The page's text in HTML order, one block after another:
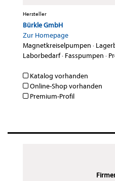
Hersteller
Bürkle GmbH
Zur Homepage
Magnetkreiselpumpen ·
Laborbedarf· Fasspumpen ·
Katalog vorhanden
Online-Shop vorhanden
Premium-Profil